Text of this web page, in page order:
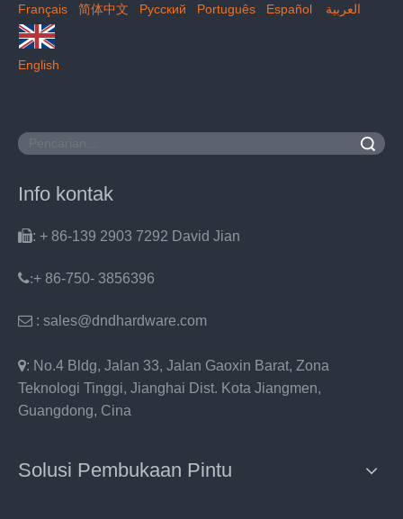
Français 简体中文 Pусский Português Español العربية
English
Info kontak
: + 86-139 2903 7292 David Jian
:+ 86-750- 3856396
 : sales@dndhardware.com
: No.4 Bldg, Jalan 33, Jalan Gaoxin Barat, Zona
Teknologi Tinggi, Jianghai Dist. Kota Jiangmen,
Guangdong, Cina
Solusi Pembukaan Pintu